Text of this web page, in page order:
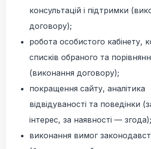
консультацій і підтримки
договору);
робота особистого кабінету,
списків обраного та
(виконання договору);
покращення сайту, аналітика
відвідуваності та поведінки
інтерес, за наявності — згода);
виконання вимог